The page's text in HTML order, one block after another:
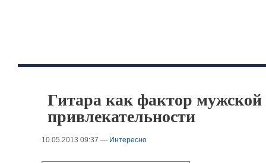
Гитара как фактор мужской
привлекательности
10.05.2013 09:37 — Интересно